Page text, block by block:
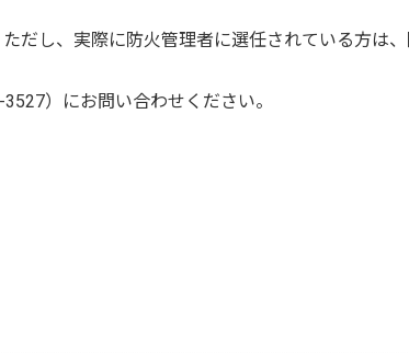
だし、実際に防火管理者に選任されている方は
）にお問い合わせください。